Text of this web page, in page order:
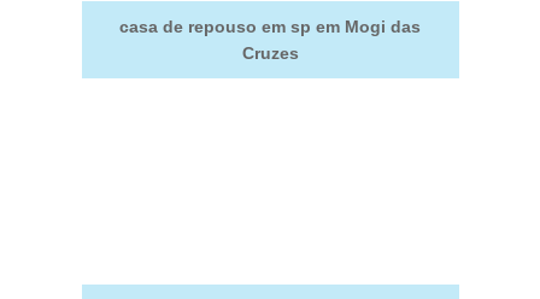
casa de repouso em sp em Mogi das
Cruzes